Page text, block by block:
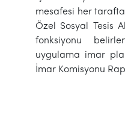
mesafesi her
Özel Sosyal Tesis
fonksiyonu
uygulama imar
İmar Komisyonu